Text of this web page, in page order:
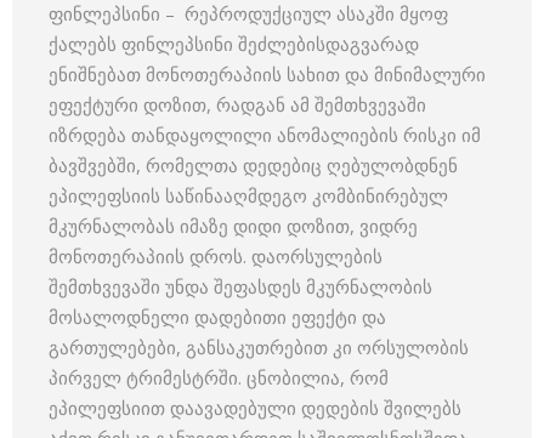
ფინლეპსინი – რეპროდუქციულ ასაკში მყოფ
ქალებს ფინლეპსინი შეძლებისდაგვარად
ენიშნებათ მონოთერაპიის სახით და მინიმალური
ეფექტური დოზით, რადგან ამ შემთხვევაში
იზრდება თანდაყოლილი ანომალიების რისკი იმ
ბავშვებში, რომელთა დედებიც ღებულობდნენ
ეპილეფსიის საწინააღმდეგო კომბინირებულ
მკურნალობას იმაზე დიდი დოზით, ვიდრე
მონოთერაპიის დროს. დაორსულების
შემთხვევაში უნდა შეფასდეს მკურნალობის
მოსალოდნელი დადებითი ეფექტი და
გართულებები, განსაკუთრებით კი ორსულობის
პირველ ტრიმესტრში. ცნობილია, რომ
ეპილეფსიით დაავადებული დედების შვილებს